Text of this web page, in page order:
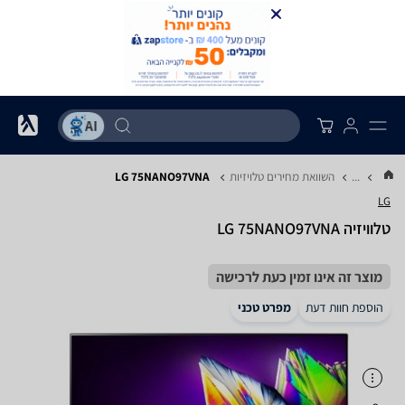
... השוואת מחירים טלויזיות LG 75NANO97VNA
LG
טלוויזיה LG 75NANO97VNA
מוצר זה אינו זמין כעת לרכישה
הוספת חוות דעת מפרט טכני